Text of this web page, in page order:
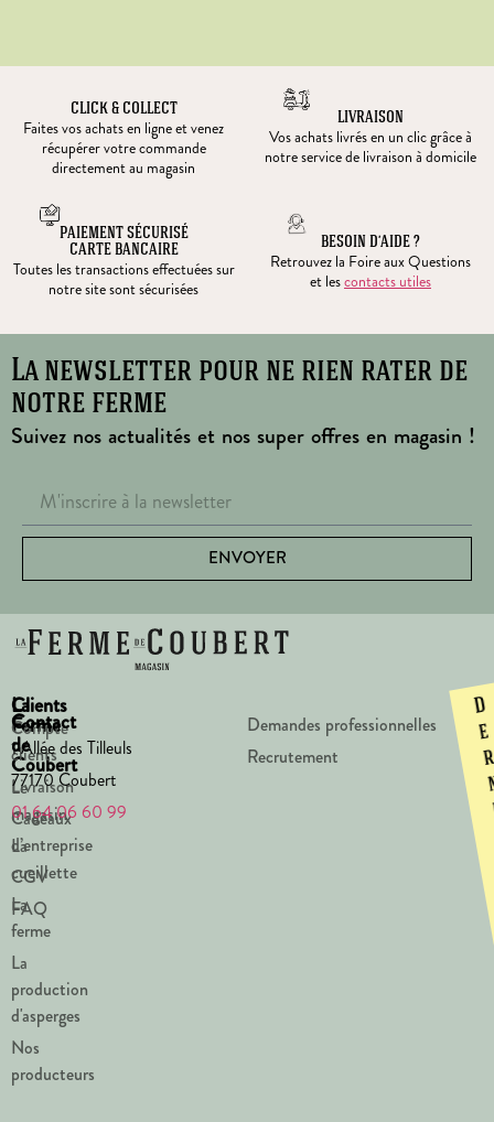
CLICK & COLLECT
Faites vos achats en ligne et venez
récupérer votre commande
directement au magasin
LIVRAISON
Vos achats livrés en un clic grâce à
notre service de livraison à domicile
PAIEMENT SÉCURISÉ
CARTE BANCAIRE
Toutes les transactions effectuées sur
notre site sont sécurisées
BESOIN D’AIDE ?
Retrouvez la Foire aux Questions
et lescontacts utiles
La newsletter pour ne rien rater de
notre ferme
Suivez nos actualités et nos super offres en magasin !
ENVOYER
La
Ferme
de
Coubert
Le
magasin
La
cueillette
La
ferme
La
production
d'asperges
Nos
producteurs
Clients
Compte
clients
Livraison
Cadeaux
d’entreprise
CGV
FAQ
Contact
1 Allée des Tilleuls
77170 Coubert
01 64 06 60 99
Demandes professionnelles
Recrutement
D
e